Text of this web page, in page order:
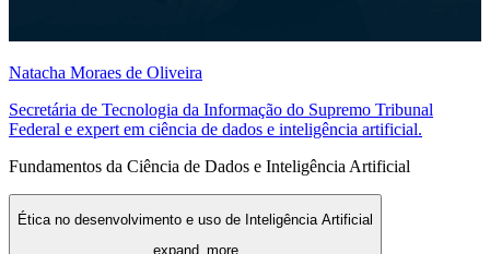
Natacha Moraes de Oliveira
Secretária de Tecnologia da Informação do Supremo Tribunal
Federal e expert em ciência de dados e inteligência artificial.
Fundamentos da Ciência de Dados e Inteligência Artificial
Ética no desenvolvimento e uso de Inteligência Artificial
expand_more